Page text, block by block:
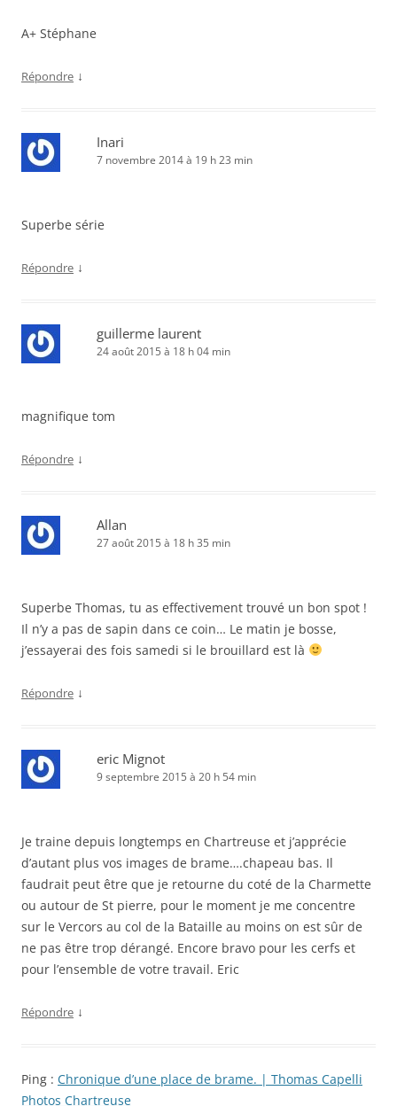
A+ Stéphane
Répondre ↓
Inari
7 novembre 2014 à 19 h 23 min
Superbe série
Répondre ↓
guillerme laurent
24 août 2015 à 18 h 04 min
magnifique tom
Répondre ↓
Allan
27 août 2015 à 18 h 35 min
Superbe Thomas, tu as effectivement trouvé un bon spot !
Il n’y a pas de sapin dans ce coin… Le matin je bosse,
j’essayerai des fois samedi si le brouillard est là
Répondre ↓
eric Mignot
9 septembre 2015 à 20 h 54 min
Je traine depuis longtemps en Chartreuse et j’apprécie
d’autant plus vos images de brame….chapeau bas. Il
faudrait peut être que je retourne du coté de la Charmette
ou autour de St pierre, pour le moment je me concentre
sur le Vercors au col de la Bataille au moins on est sûr de
ne pas être trop dérangé. Encore bravo pour les cerfs et
pour l’ensemble de votre travail. Eric
Répondre ↓
Ping : Chronique d’une place de brame. | Thomas Capelli
Photos Chartreuse